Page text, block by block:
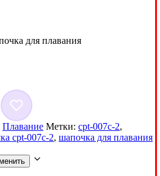
для плавания
Плавание Метки: cpt-007c-2,
cpt-007c-2, шапочка для плавания